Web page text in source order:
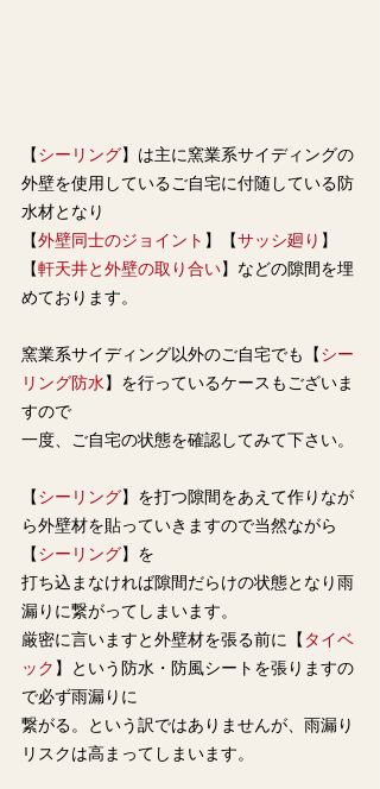
【シーリング】は主に窯業系サイディングの
外壁を使用しているご自宅に付随している防
水材となり
【外壁同士のジョイント 】【サッシ廻り 】
【軒天井と外壁の取り合い】などの隙間を埋
めております。
窯業系サイディング以外のご自宅でも【シー
リング防水】を行っているケースもございま
すので
一度、ご自宅の状態を確認してみて下さい。
【シーリング】を打つ隙間をあえて作りなが
ら外壁材を貼っていきますので当然ながら
【シーリング】を
打ち込まなければ隙間だらけの状態となり雨
漏りに繋がってしまいます。
厳密に言いますと外壁材を張る前に【 タイベ
ック 】という防水・防風シートを張りますの
で必ず雨漏りに
繋がる。という訳ではありませんが、雨漏り
リスクは高まってしまいます。